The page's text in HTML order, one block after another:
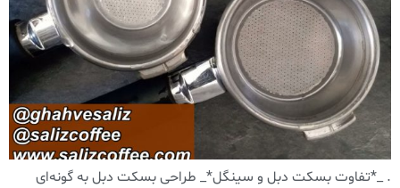
. _*تفاوت بسکت دبل و سینگل*_ طراحی بسکت دبل به گونه‌ای